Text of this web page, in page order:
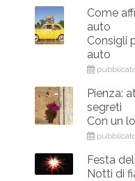
Come
auto
Consigli
auto
Pienza:
segreti
Con un
Festa
Notti di